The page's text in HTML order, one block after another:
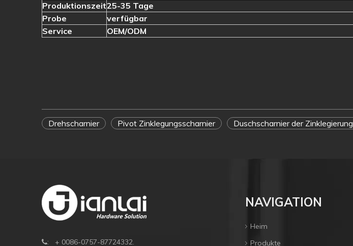
Produktionszeit25-35 Tage
Probe
verfügbar
Service
OEM/ODM
Drehscharnier Pivot Zinklegungsscharnier Duschscharnier der Zinklegierung
: + 0086-0757-87724332.
NAVIGATION
Heim
Produkte